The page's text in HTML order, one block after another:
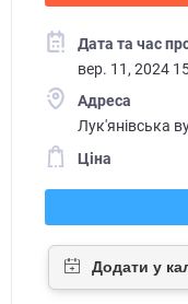
Дата та час
вер. 11, 2024
Адреса
Лук'янівська
Ціна